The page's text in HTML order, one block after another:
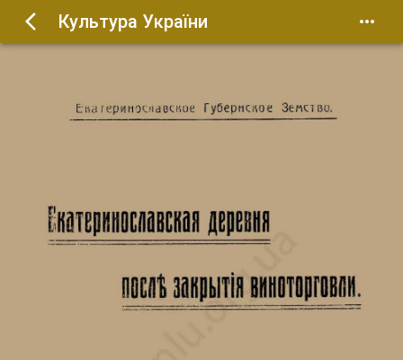
Культура України